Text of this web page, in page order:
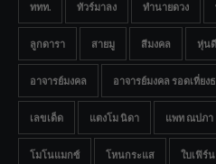
ททท. ทัวร์มาลง ทำนายดวง
ลูกดารา สายมู สีมงคล หุ่นดี
อาจารย์มงคล อาจารย์มงคล รอดเที่ยง
เลขเด็ด แตงโม นิดา แพท ณปภา
โมโนแมกซ์ โหนกระแส ใบเฟิร์